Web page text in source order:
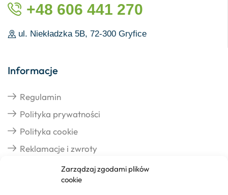
Zarządzaj zgodami plików
cookie
+48 606 441 270
ul. Niekładzka 5B, 72-300 Gryfice
Informacje
Regulamin
Polityka prywatności
Polityka cookie
Reklamacje i zwroty